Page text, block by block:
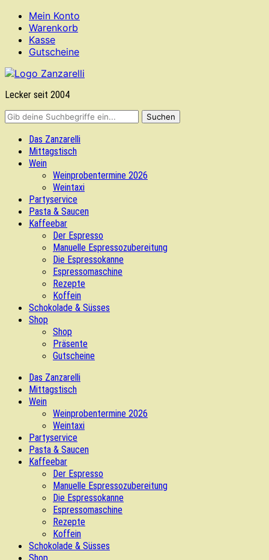
Mein Konto
Warenkorb
Kasse
Gutscheine
Lecker seit 2004
Das Zanzarelli
Mittagstisch
Wein
Weinprobentermine 2026
Weintaxi
Partyservice
Pasta & Saucen
Kaffeebar
Der Espresso
Manuelle Espressozubereitung
Die Espressokanne
Espressomaschine
Rezepte
Koffein
Schokolade & Süsses
Shop
Shop
Präsente
Gutscheine
Das Zanzarelli
Mittagstisch
Wein
Weinprobentermine 2026
Weintaxi
Partyservice
Pasta & Saucen
Kaffeebar
Der Espresso
Manuelle Espressozubereitung
Die Espressokanne
Espressomaschine
Rezepte
Koffein
Schokolade & Süsses